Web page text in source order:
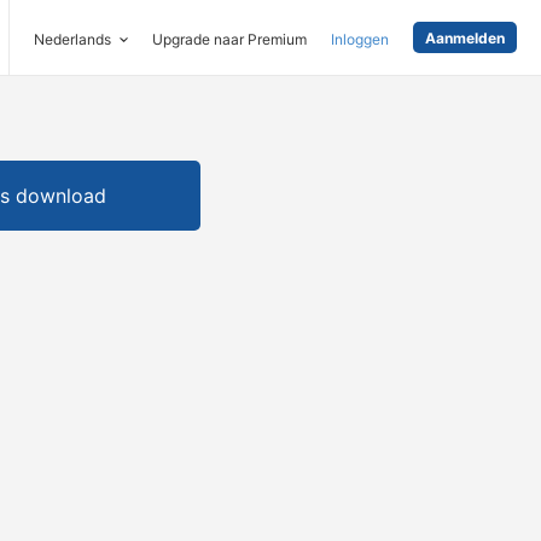
Nederlands Upgrade naar Premium Inloggen Aanmelden
download